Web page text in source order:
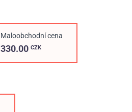
Maloobchodní cena
330.00CZK